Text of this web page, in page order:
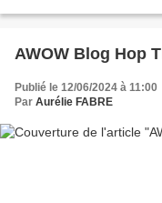
AWOW Blog Hop
Publié le 12/06/2024 à 11:00
Par Aurélie FABRE